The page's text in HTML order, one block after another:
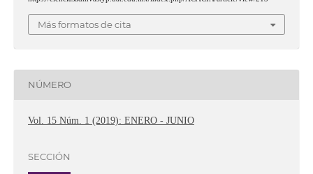
Más formatos de cita
NÚMERO
Vol. 15 Núm. 1 (2019): ENERO - JUNIO
SECCIÓN